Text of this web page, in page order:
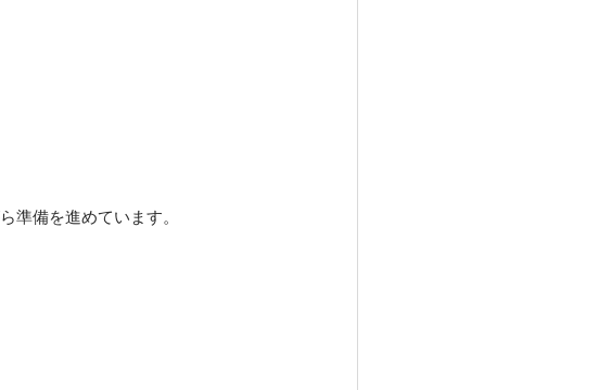
準備を進めています。